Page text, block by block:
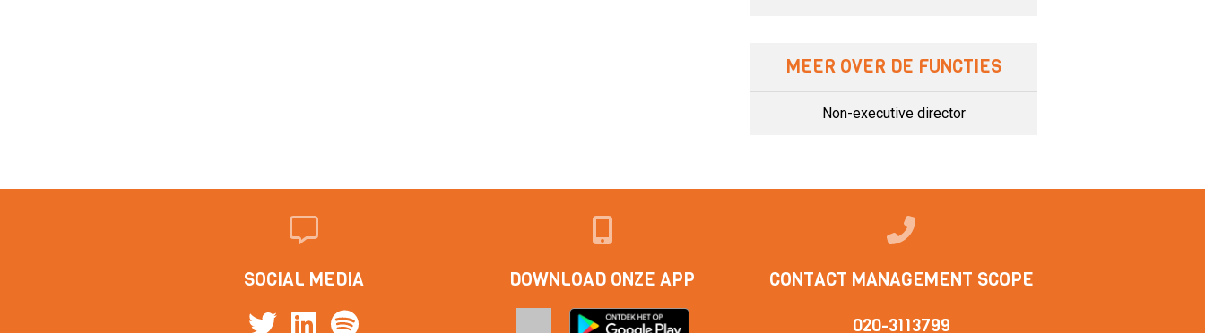
MEER OVER DE FUNCTIES
Non-executive director
SOCIAL MEDIA DOWNLOAD ONZE APP CONTACT MANAGEMENT SCOPE
020-3113799